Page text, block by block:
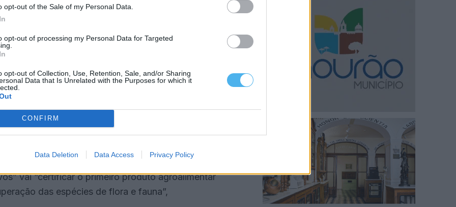
opt-out of the Sale of my Personal Data.
opt-out of processing my Personal Data for Targeted
opt-out of Collection, Use, Retention, Sale, and/or Sharing
Data that Is Unrelated with the Purposes for which it
CONFIRM
Data Deletion Data Access Privacy Policy
e que se prolonga até 2025, está a ser
situadas nos concelhos de Vidigueira (Beja) e
existente em cada um dos parceiros
da biodiversidade, com a colocação de
salientou.
está prevista uma avaliação da recuperação
vai “certificar o primeiro produto agroalimentar
das espécies de flora e fauna”,